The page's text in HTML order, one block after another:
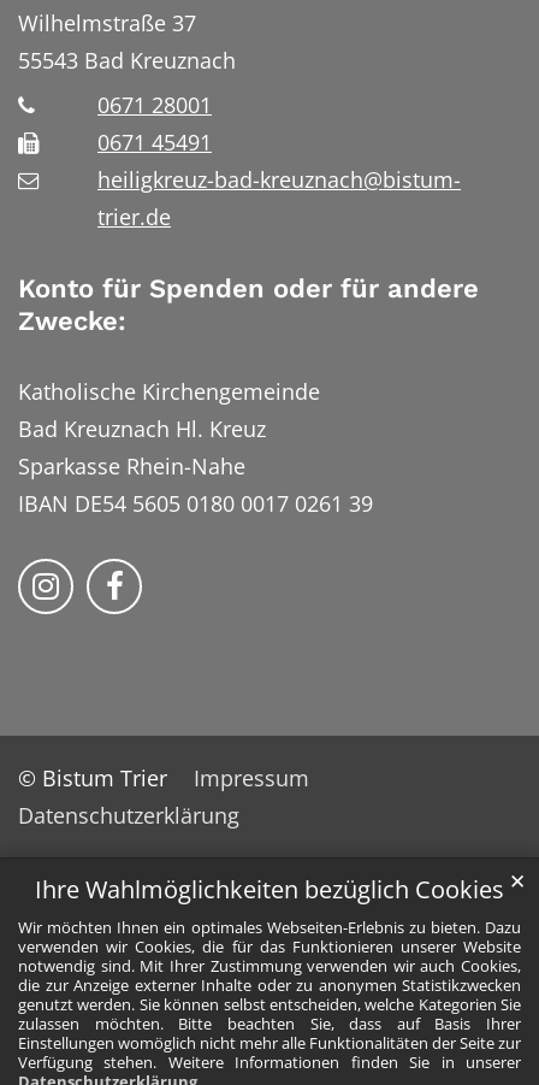
Ihre Wahlmöglichkeiten bezüglich Cookies
Wir möchten Ihnen ein optimales Webseiten-Erlebnis zu bieten. Dazu
verwenden wir Cookies, die für das Funktionieren unserer Website
notwendig sind. Mit Ihrer Zustimmung verwenden wir auch Cookies,
die zur Anzeige externer Inhalte oder zu anonymen Statistikzwecken
genutzt werden. Sie können selbst entscheiden, welche Kategorien Sie
zulassen möchten. Bitte beachten Sie, dass auf Basis Ihrer
Einstellungen womöglich nicht mehr alle Funktionalitäten der Seite zur
Verfügung stehen. Weitere Informationen finden Sie in unserer
✕
Wilhelmstraße 37
55543 Bad Kreuznach
0671 28001
0671 45491
heiligkreuz-bad-kreuznach@bistum-
trier.de
Konto für Spenden oder für andere
Zwecke:
Katholische Kirchengemeinde
Bad Kreuznach Hl. Kreuz
Sparkasse Rhein-Nahe
IBAN DE54 5605 0180 0017 0261 39
Bistum Trier auf Instragram
Bistum Trier auf Facebook
© Bistum Trier
Impressum
Datenschutzerklärung